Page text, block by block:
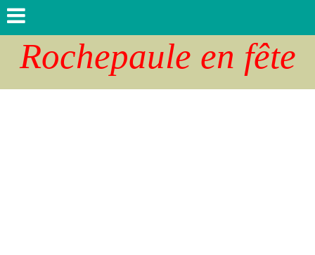
Rochepaule en fête